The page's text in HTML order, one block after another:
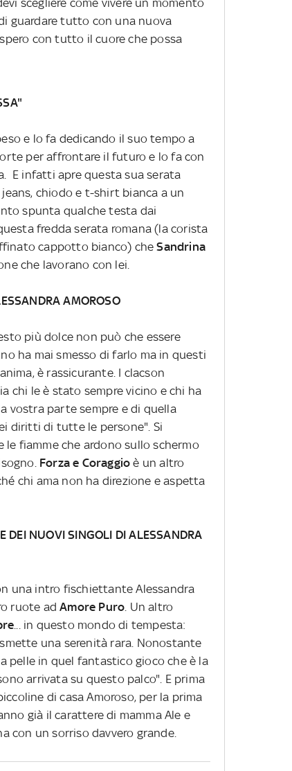
guardare tutto con una nuova
con tutto il cuore che possa
e lo fa dedicando il suo tempo a
per affrontare il futuro e lo fa con
E infatti apre questa sua serata
chiodo e t-shirt bianca a un
spunta qualche testa dai
fredda serata romana (la corista
cappotto bianco) cheSandrina
che lavorano con lei.
AMOROSO
più dolce non può che essere
ha mai smesso di farlo ma in questi
è rassicurante. I clacson
chi le è stato sempre vicino e chi ha
vostra parte sempre e di quella
diritti di tutte le persone". Si
le fiamme che ardono sullo schermo
Forza e Coraggio è un altro
chi ama non ha direzione e aspetta
DEI NUOVI SINGOLI DI ALESSANDRA
una intro fischiettante Alessandra
ruote adAmore Puro . Un altro
... in questo mondo di tempesta:
una serenità rara. Nonostante
pelle in quel fantastico gioco che è la
arrivata su questo palco". E prima
di casa Amoroso, per la prima
già il carattere di mamma Ale e
con un sorriso davvero grande.